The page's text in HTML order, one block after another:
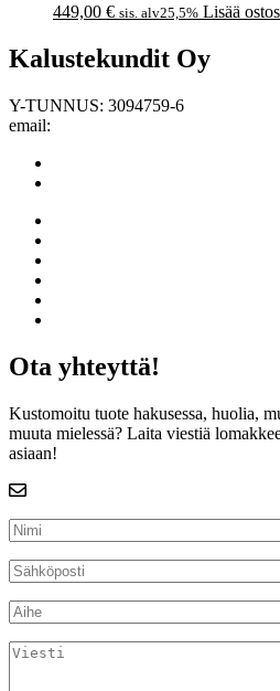
449,00 € sis. alv25,5% Lisää
Kalustekundit Oy
Y-TUNNUS: 3094759-6
email:
Ota yhteyttä!
Kustomoitu tuote hakusessa, huolia,
muuta mielessä? Laita viestiä
asiaan!